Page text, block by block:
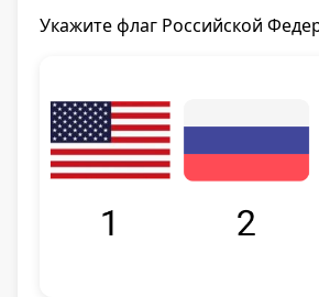
Укажите флаг Российской